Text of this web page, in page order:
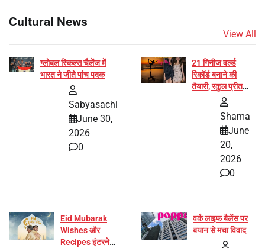
Cultural News
View All
ग्लोबल स्किल्स चैलेंज में
भारत ने जीते पांच पदक
Sabyasachi
June 30,
2026
0
21 गिनीज वर्ल्ड
रिकॉर्ड बनाने की
तैयारी, रकुल प्रीत
और प्रज्ञा जायसवाल
बनीं योग अभियान का
Shama
June
20,
2026
0
Eid Mubarak
Wishes और
Recipes इंटरनेट
वर्क लाइफ बैलेंस पर
बयान से मचा विवाद